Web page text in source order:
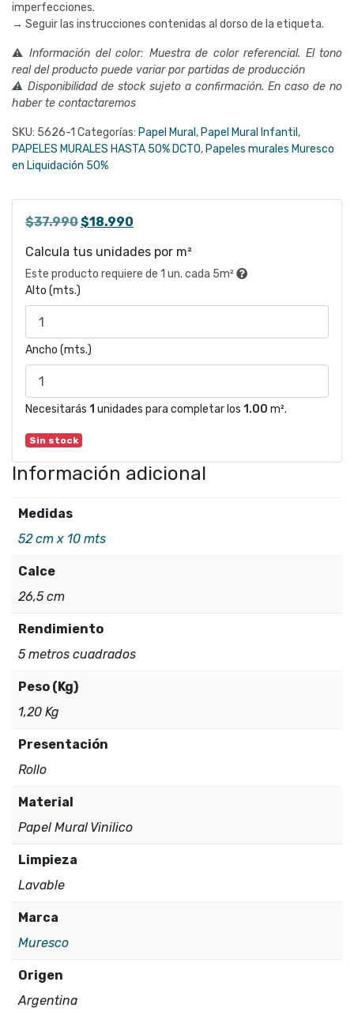
imperfecciones.
→ Seguir las instrucciones contenidas al dorso de la etiqueta.
⚠ Información del color: Muestra de color referencial. El tono
real del producto puede variar por partidas de producción
⚠ Disponibilidad de stock sujeto a confirmación. En caso de no
haber te contactaremos
SKU: 5626-1 Categorías: Papel Mural , Papel Mural Infantil ,
PAPELES MURALES HASTA 50% DCTO, Papeles murales Muresco
en Liquidación 50%
$37.990El
original
era:
$18.990
actual
es:
Calcula tus unidades por m²
Este producto requiere de 1 un. cada 5m²
Alto (mts.)
Ancho (mts.)
Necesitarás 1 unidades para completar los 1.00 m².
Sin stock
Información adicional
Medidas
52 cm x 10 mts
Calce
26,5 cm
Rendimiento
5 metros cuadrados
Peso (Kg)
1,20 Kg
Presentación
Rollo
Material
Papel Mural Vinilico
Limpieza
Lavable
Marca
Muresco
Origen
Argentina